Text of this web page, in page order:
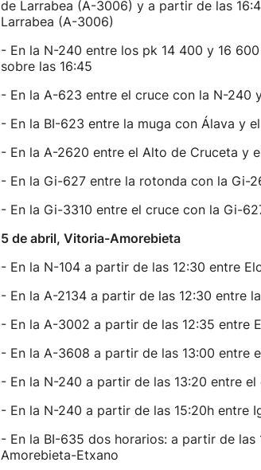
de Larrabea (A-3006) y a partir de las
Larrabea (A-3006)
- En la N-240 entre los pk 14 400 y 16
sobre las 16:45
- En la A-623 entre el cruce con la N-240
- En la BI-623 entre la muga con Álava y
- En la A-2620 entre el Alto de Cruceta y
- En la Gi-627 entre la rotonda con la Gi-
- En la Gi-3310 entre el cruce con la Gi-
5 de abril, Vitoria-Amorebieta
- En la N-104 a partir de las 12:30 entre
- En la A-2134 a partir de las 12:30 entre
- En la A-3002 a partir de las 12:35 entre
- En la A-3608 a partir de las 13:00 entre
- En la N-240 a partir de las 13:20 entre
- En la N-240 a partir de las 15:20h entre
- En la BI-635 dos horarios: a partir de las
Amorebieta-Etxano